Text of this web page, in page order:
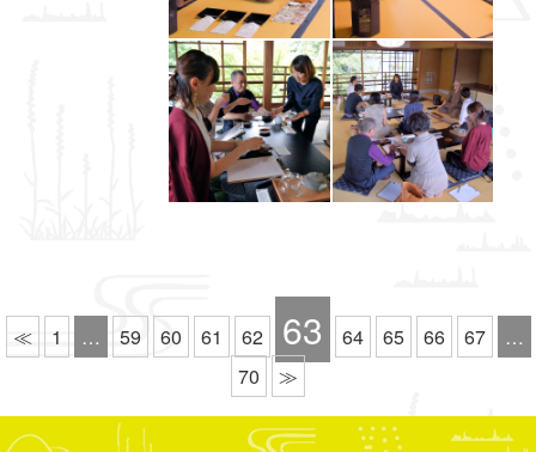
≪ 1 … 59 60 61 62 63 64 65 66 67
…
70
≫